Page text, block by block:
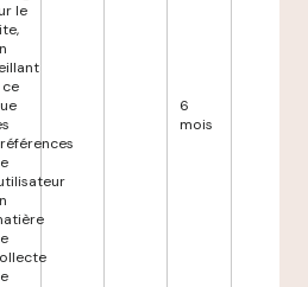
le
ce
6
mois